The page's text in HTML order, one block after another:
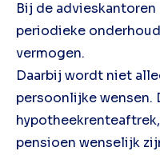
Bij de
periodieke
vermogen.
Daarbij wordt niet
persoonlijke wensen.
pensioen wenselijk